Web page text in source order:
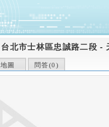
台北市士林區忠誠路二段 -
地圖 問答(0 )